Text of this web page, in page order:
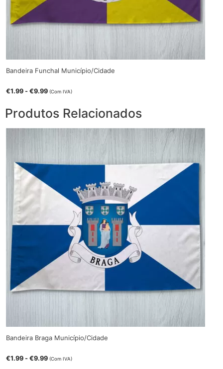
Bandeira Funchal Município/Cidade
€1.99 -€9.99 (Com IVA)
Produtos Relacionados
Bandeira Braga Município/Cidade
€1.99 -€9.99 (Com IVA)